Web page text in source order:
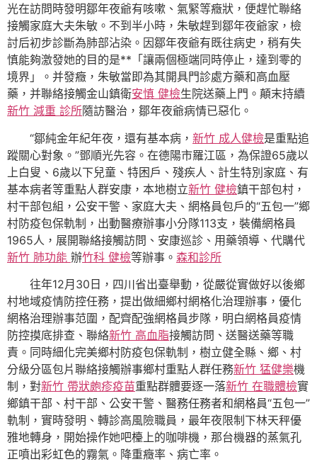
光在訪問時發明鄒年夜爺有咳嗽、氣緊等癥狀，便趕忙聯絡
接觸家庭大夫朱敏。不到半小時，朱敏趕到鄒年夜爺家，檢
討后初步診斷為肺部沾染。因鄒年夜爺有既往病史，稍有失
慎能夠激發她的目的是**「讓兩個極端同時停止，達到零的
境界」。并發癥，朱敏當即為其開具門診處方藥和高血壓
藥，并聯絡接觸金山鎮衛安慎 健檢生院送藥上門。顛末持續
新竹 減重 診所隨訪醫治，鄒年夜爺病情已惡化。
“鄒純金年紀年夜，還有基本病， 新竹 成人健檢是重點追
蹤關心對象。”鄧順光先容。在德陽市羅江區，為保證65歲以
上白叟、6歲以下兒童、特困戶、殘疾人、計生特別家庭、有
基本病者等重點人群安康，本地樹立新竹 健檢鎮干部包村，
村干部包組，公安干警、家庭大夫、網格員包戶的“五包一”鄉
村防疫包保軌制，出動醫療辦事小分隊113支，裝備網格員
1965人，展開聯絡接觸訪問、安康巡診、用藥領導、代購代
新竹 肺功能 辦竹科 健檢等辦事。 森和診所
往年12月30日，四川省出臺舉動，從嚴從實做好以後鄉
村地域疫情防控任務，提出做細鄉村網格化治理辦事，優化
網格治理辦事范圍，配齊配強網格員步隊，明白網格員疫情
防控摸底排查、聯絡新竹 高血脂接觸訪問、送醫送藥等職
責。同時細化完美鄉村防疫包保軌制，樹立健全縣、鄉、村
分級分區包片聯絡接觸辦事鄉村重點人群任務新竹 猛健樂機
制，對新竹 帶狀皰疹疫苗重點群體要逐一落新竹 在職體檢實
鄉鎮干部、村干部、公安干警、醫務任務者和網格員“五包一”
軌制，實時發明、轉診高風險職員，最年夜限制下林天秤優
雅地轉身，開始操作她吧檯上的咖啡機，那台機器的蒸氣孔
正噴出彩虹色的霧氣。降重癥率、病亡率。